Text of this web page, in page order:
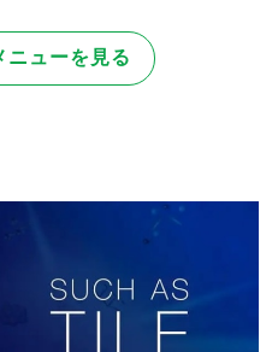
ニューを見る